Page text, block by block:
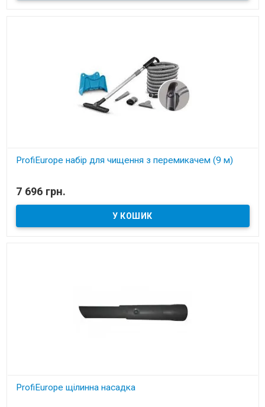
ProfiEurope набір для чищення з перемикачем (9 м)
Набір для чищення з перемикачем (9 м)
7 696 грн.
ProfiEurope щілинна насадка